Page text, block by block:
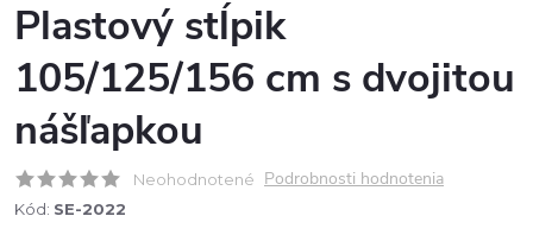
Plastový stĺpik
105/125/156 cm s dvojitou
nášľapkou
Neohodnotené Podrobnosti hodnotenia
Kód: SE-2022